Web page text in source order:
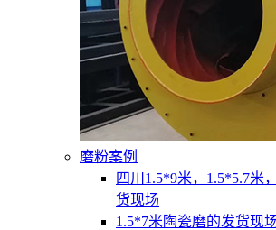
磨粉案例
四川1.5*9米，1.5*5.7米
货现场
1.5*7米陶瓷磨的发货现